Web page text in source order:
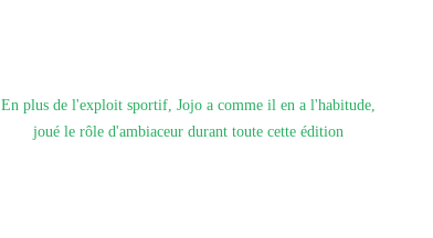
En plus de l'exploit sportif, Jojo a comme il en a l'habitude,
joué le rôle d'ambiaceur durant toute cette édition